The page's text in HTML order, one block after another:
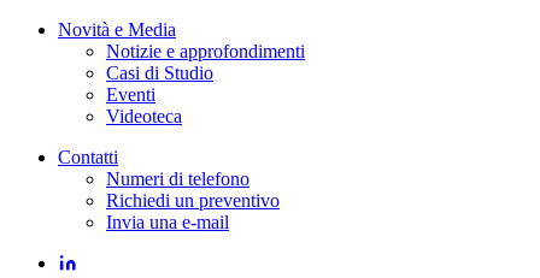
Novità e Media
Notizie e approfondimenti
Casi di Studio
Eventi
Videoteca
Contatti
Numeri di telefono
Richiedi un preventivo
Invia una e-mail